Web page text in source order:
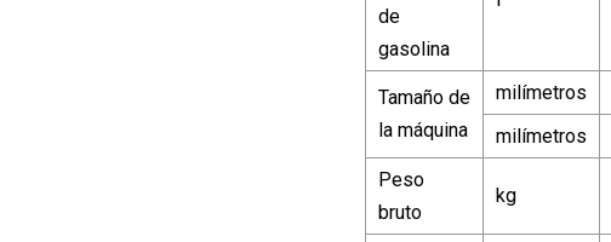
de
gasolina
Tamaño de
la máquina
milímetros
milímetros
Peso
bruto
kg